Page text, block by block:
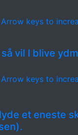
keys to
keys to
så vil I blive
et eneste